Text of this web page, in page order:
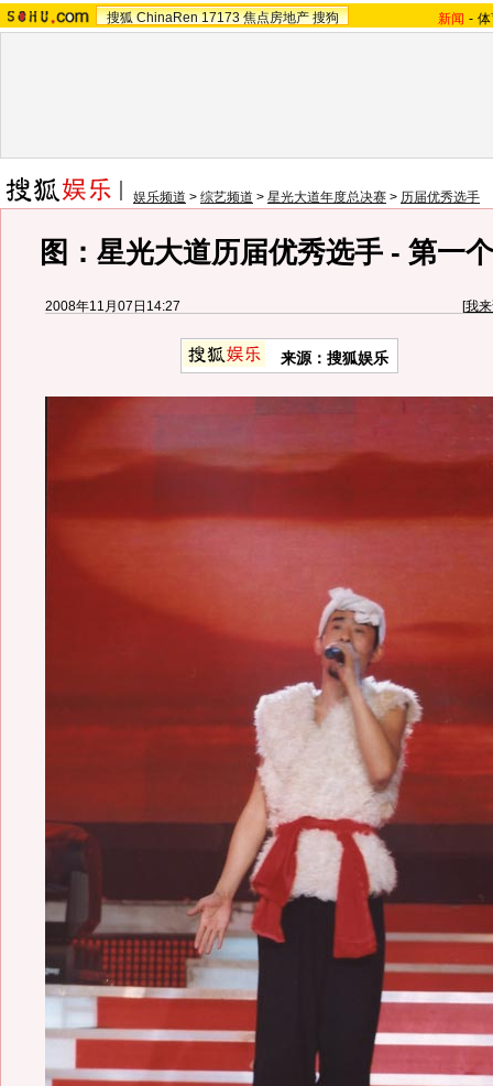
搜狐 ChinaRen 17173 焦点房地产 搜狗 新闻 -
娱乐频道 > 综艺频道 > 星光大道年度总决赛 > 历届优秀选手
图：星光大道历届优秀选手 - 第一
2008年11月07日14:27 [我
来源：搜狐娱乐